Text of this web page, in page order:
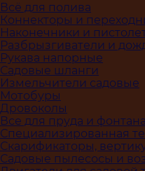
Всё для полива
Коннекторы и
Наконечники и
Разбрызгиватели и
Рукава напорные
Садовые шланги
Измельчители садовые
Мотобуры
Дровоколы
Все для пруда и фонтана
Специализированная
Скарификаторы,
Садовые пылесосы и